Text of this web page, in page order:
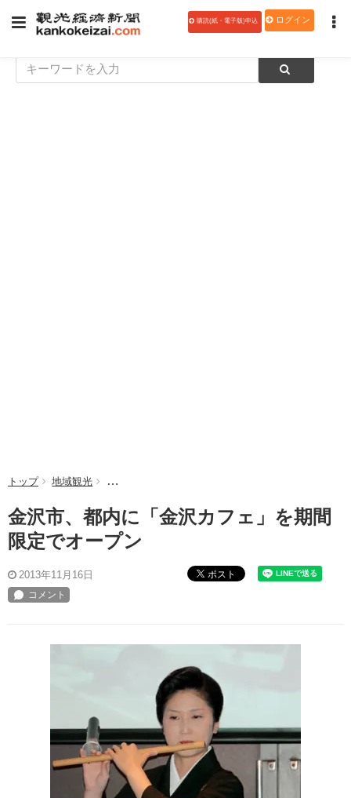
購読(紙・電子版)申込 ログイン
トップ 地域観光 金沢市、都内に「金沢カフェ」を期間限定でオープン
金沢市、都内に「金沢カフェ」を期間
限定でオープン
2013年11月16日 ポスト